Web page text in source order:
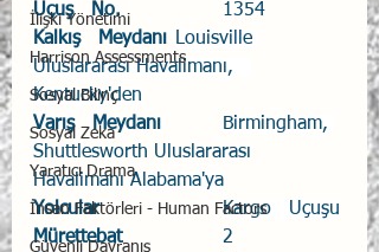
İlişki Yönetimi
Harrison Assessments
Sosyal Bilinç
Sosyal Zeka
Yaratıcı Drama
İnsan Faktörleri - Human Factors
Güvenli Davranış
Uçuş   No.
			1354
Kalkış   Meydanı
Louisville
Uluslararası Havalimanı,
Kentucky'den
Varış   Meydanı
Birmingham,
Shuttlesworth Uluslararası
Havalimanı Alabama'ya
Yolcular
Kargo   Uçuşu
Mürettebat
			2